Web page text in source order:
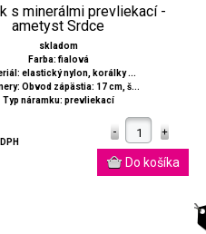
s minerálmi prevliekací -
ametyst Srdce
skladom
Farba: fialová
elastický nylon, korálky ...
Obvod zápästia: 17 cm, š...
Typ náramku: prevliekací